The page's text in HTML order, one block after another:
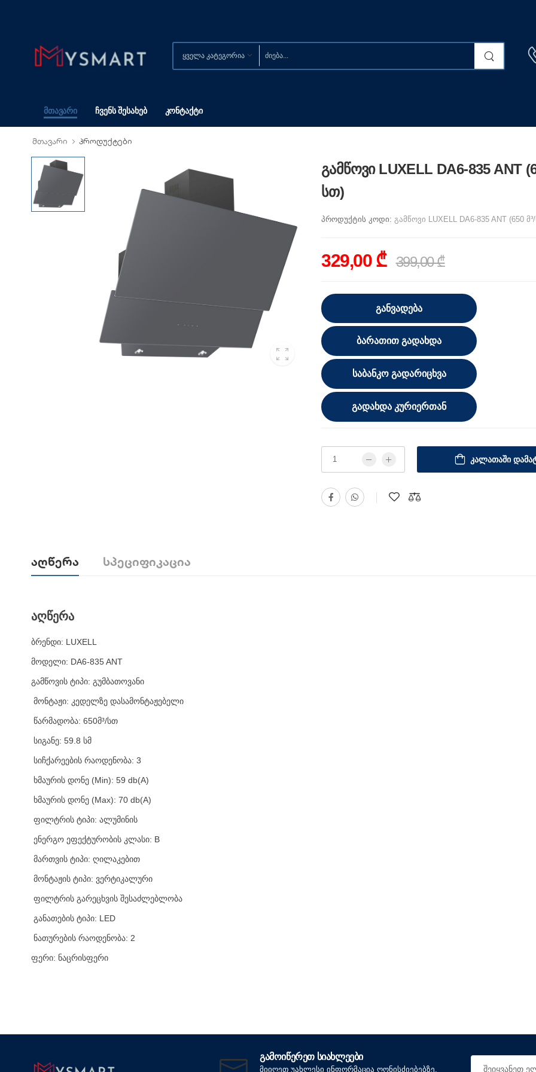
Მთავარი Ჩვენს Შესახებ Კონტაქტი
მთავარი პროდუქტები
გამწოვი LUXELL DA6-835 ANT
სთ)
პროდუქტის კოდი: გამწოვი LUXELL DA6-835 ANT (650
329,00 ₾ 399,00 ₾
ᲒᲐᲜᲕᲐᲓᲔᲑᲐ
ᲑᲐᲠᲐᲗᲘᲗ ᲒᲐᲓᲐᲮᲓᲐ
ᲡᲐᲑᲐᲜᲙᲝ ᲒᲐᲓᲐᲠᲘᲪᲮᲕᲐ
ᲒᲐᲓᲐᲮᲓᲐ ᲙᲣᲠᲘᲔᲠᲗᲐᲜ
ᲙᲐᲚᲐᲗᲐᲨᲘ
Აღწერა Სპეციფიკაცია
აღწერა
ბრენდი: LUXELL
მოდელი: DA6-835 ANT
გამწოვის ტიპი: გუმბათოვანი
მონტაჟი: კედელზე დასამონტაჟებელი
წარმადობა: 650მ³/სთ
სიგანე: 59.8 სმ
სიჩქარეების რაოდენობა: 3
ხმაურის დონე (Min): 59 db(A)
ხმაურის დონე (Max): 70 db(A)
ფილტრის ტიპი: ალუმინის
ენერგო ეფექტურობის კლასი: B
მართვის ტიპი: ღილაკებით
მონტაჟის ტიპი: ვერტიკალური
ფილტრის გარეცხვის შესაძლებლობა
განათების ტიპი: LED
ნათურების რაოდენობა: 2
ფერი: ნაცრისფერი
ᲒᲐᲛᲝᲘᲬᲔᲠᲔᲗ ᲡᲘᲐᲮᲚᲔᲔᲑᲘ
მიიღეთ უახლესი ინფორმაცია ღონისძიებებზე,